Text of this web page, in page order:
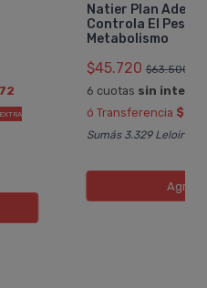
EXTRA
Natier Plan
Controla El Peso
Metabolismo
$45.720 $63.500
6 cuotas sin interés
ó Transferencia
Sumás 3.329 Leloir$